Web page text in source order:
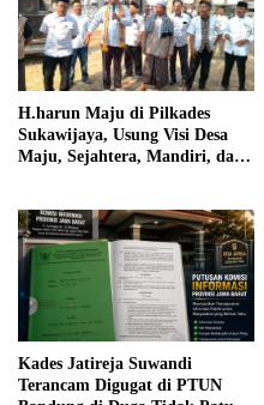
H.harun Maju di Pilkades
Sukawijaya, Usung Visi Desa
Maju, Sejahtera, Mandiri, dan
Kades Jatireja Suwandi
Terancam Digugat di PTUN